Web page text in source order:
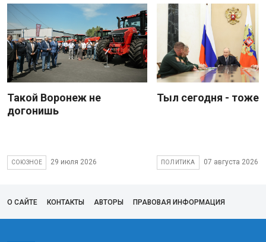
Такой Воронеж не
догонишь
СОЮЗНОЕ 29 июля 2026
Тыл сегодня - тоже
ПОЛИТИКА 07 августа 2026
О САЙТЕ КОНТАКТЫ АВТОРЫ ПРАВОВАЯ ИНФОРМАЦИЯ